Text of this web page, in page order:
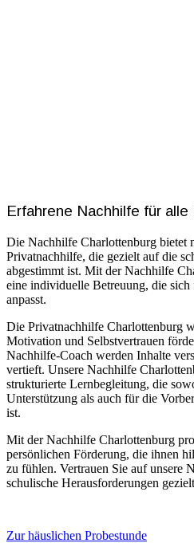
Erfahrene Nachhilfe für alle
Die Nachhilfe Charlottenburg bietet
Privatnachhilfe, die gezielt auf die
abgestimmt ist. Mit der Nachhilfe
eine individuelle Betreuung, die
anpasst.
Die Privatnachhilfe Charlottenburg
Motivation und Selbstvertrauen
Nachhilfe-Coach werden Inhalte
vertieft. Unsere Nachhilfe
strukturierte Lernbegleitung, die
Unterstützung als auch für die
ist.
Mit der Nachhilfe Charlottenburg
persönlichen Förderung, die ihnen
zu fühlen. Vertrauen Sie auf unsere
schulische Herausforderungen
Zur häuslichen Probestunde